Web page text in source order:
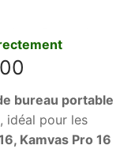
bureau portable
, idéal pour les
Kamvas Pro 16